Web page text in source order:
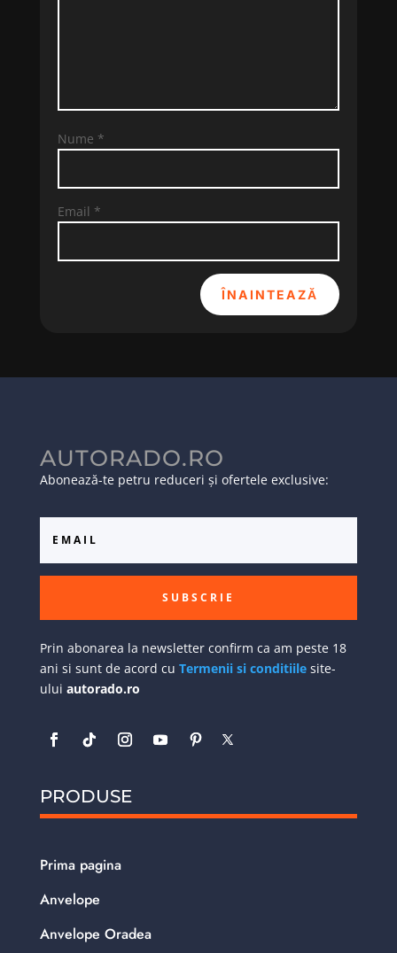
Nume *
Email *
ÎNAINTEAZĂ
AUTORADO.RO
Abonează-te petru reduceri și ofertele exclusive:
SUBSCRIE
Prin abonarea la newsletter confirm ca am peste 18
ani si sunt de acord cu Termenii si conditiilesite-
ului autorado.ro
PRODUSE
Prima pagina
Anvelope
Anvelope Oradea